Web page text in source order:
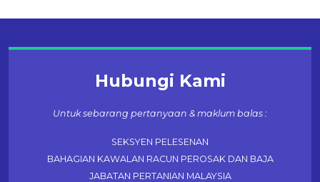
Hubungi Kami
Untuk sebarang pertanyaan & maklum balas :
SEKSYEN PELESENAN
BAHAGIAN KAWALAN RACUN PEROSAK DAN BAJA
JABATAN PERTANIAN MALAYSIA